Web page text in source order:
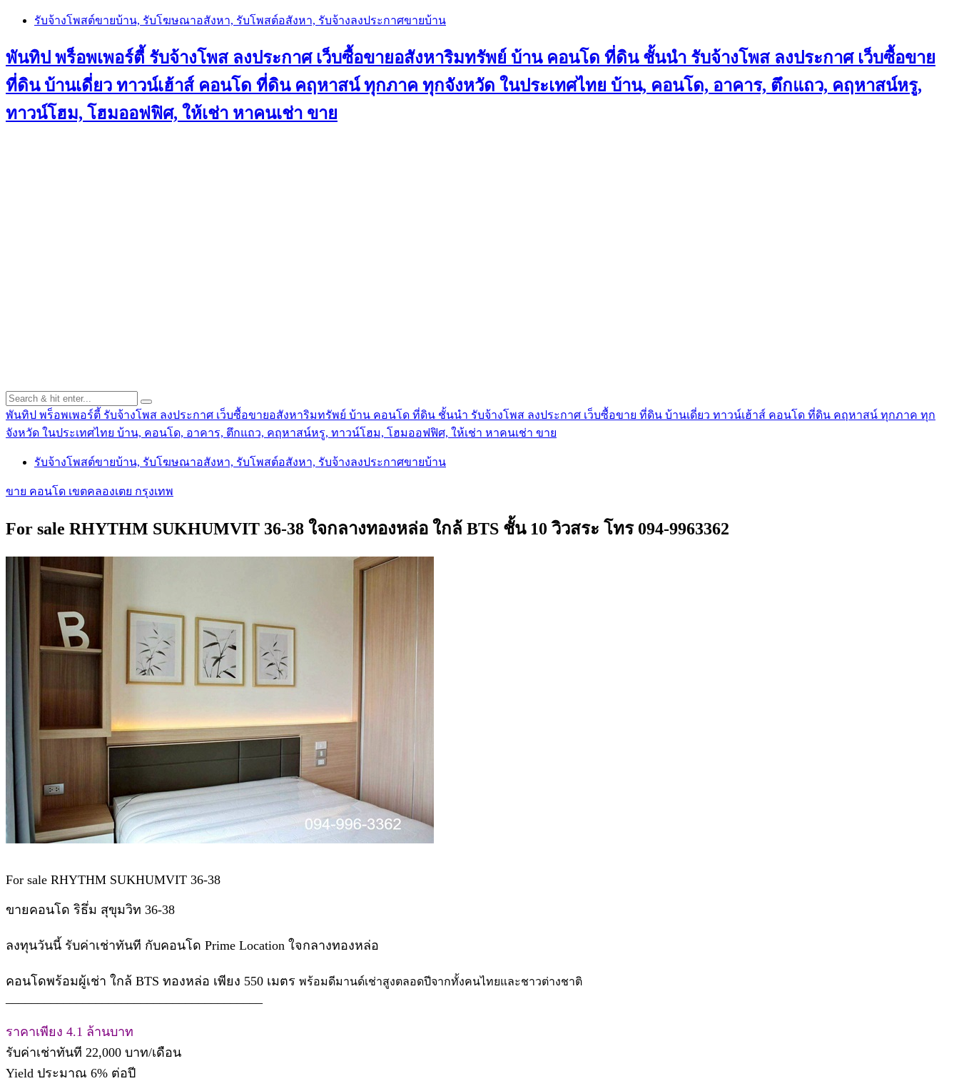
Skip
รับจ้างโพสต์ขายบ้าน, รับโฆษณาอสังหา, รับโพสต์อสังหา, รับจ้างลงประกาศขายบ้าน
พันทิป พร็อพเพอร์ตี้ รับจ้างโพส ลงประกาศ เว็บซื้อขายอสังหาริมทรัพย์ บ้าน คอนโด ที่ดิน ชั้นนำ รับจ้างโพส ลงประกาศ เว็บซื้อขาย
ที่ดิน บ้านเดี่ยว ทาวน์เฮ้าส์ คอนโด ที่ดิน คฤหาสน์ ทุกภาค ทุกจังหวัด ในประเทศไทย บ้าน, คอนโด, อาคาร, ตึกแถว, คฤหาสน์หรู,
ทาวน์โฮม, โฮมออฟฟิศ, ให้เช่า หาคนเช่า ขาย
พันทิป พร็อพเพอร์ตี้ รับจ้างโพส ลงประกาศ เว็บซื้อขายอสังหาริมทรัพย์ บ้าน คอนโด ที่ดิน ชั้นนำ รับจ้างโพส ลงประกาศ เว็บซื้อขาย ที่ดิน บ้านเดี่ยว ทาวน์เฮ้าส์ คอนโด ที่ดิน คฤหาสน์ ทุกภาค ทุก
จังหวัด ในประเทศไทย บ้าน, คอนโด, อาคาร, ตึกแถว, คฤหาสน์หรู, ทาวน์โฮม, โฮมออฟฟิศ, ให้เช่า หาคนเช่า ขาย
รับจ้างโพสต์ขายบ้าน, รับโฆษณาอสังหา, รับโพสต์อสังหา, รับจ้างลงประกาศขายบ้าน
ขาย คอนโด เขตคลองเตย กรุงเทพ
For sale RHYTHM SUKHUMVIT 36-38 ใจกลางทองหล่อ ใกล้ BTS ชั้น 10 วิวสระ โทร 094-9963362
For sale RHYTHM SUKHUMVIT 36-38
ขายคอนโด ริธึ่ม สุขุมวิท 36-38
ลงทุนวันนี้ รับค่าเช่าทันที กับคอนโด Prime Location ใจกลางทองหล่อ
คอนโดพร้อมผู้เช่า ใกล้ BTS ทองหล่อ เพียง 550 เมตร พร้อมดีมานด์เช่าสูงตลอดปีจากทั้งคนไทยและชาวต่างชาติ
ราคาเพียง 4.1 ล้านบาท
รับค่าเช่าทันที 22,000 บาท/เดือน
Yield ประมาณ 6% ต่อปี